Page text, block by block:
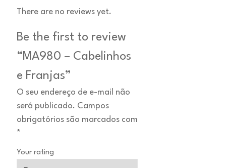
There are no reviews yet.
Be the first to review
“MA980 – Cabelinhos
e Franjas”
O seu endereço de e-mail não
será publicado. Campos
obrigatórios são marcados com
*
Your rating